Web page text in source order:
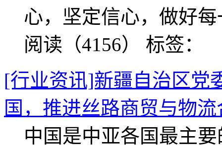
心，坚定信心，做好
阅读（4156） 标签：
[行业资讯]新疆自治区党
国，推进丝路商贸与物
中国是中亚各国最主